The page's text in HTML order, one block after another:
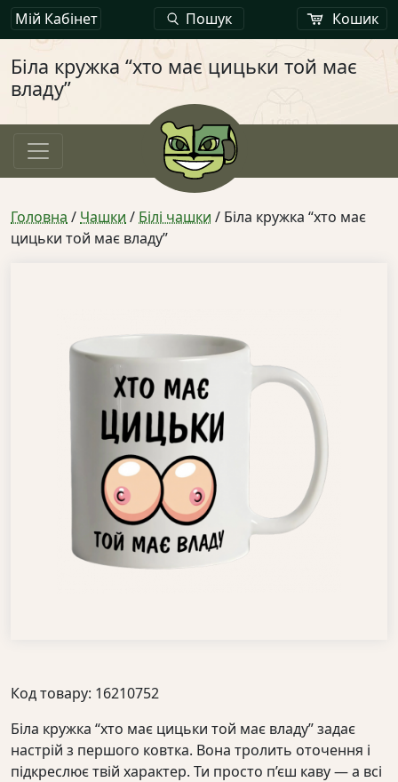
Мій Кабінет Пошук Кошик
Біла кружка “хто має цицьки той має
владу”
Головна / Чашки / Білі чашки / Біла кружка “хто має
цицьки той має владу”
Код товару: 16210752
Біла кружка “хто має цицьки той має владу” задає
настрій з першого ковтка. Вона тролить оточення і
підкреслює твій характер. Ти просто п’єш каву — а всі